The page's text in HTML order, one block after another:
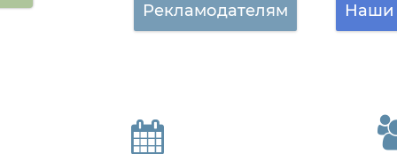
Рекламодателям Наши